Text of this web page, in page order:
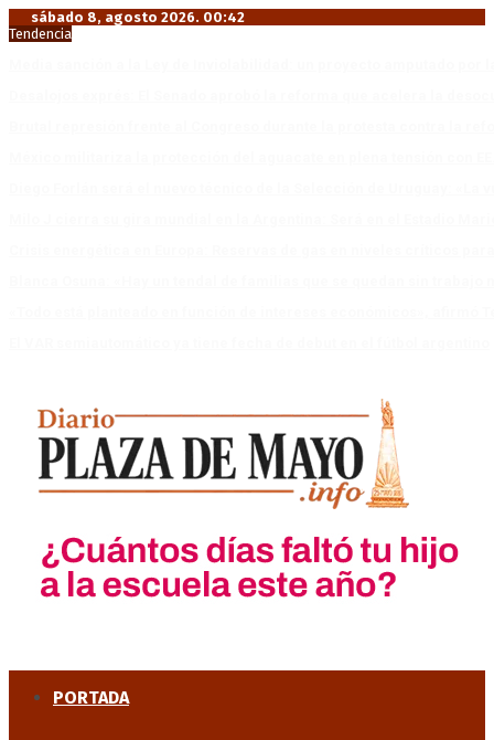
sábado 8, agosto 2026. 00:42
Tendencia
PORTADA